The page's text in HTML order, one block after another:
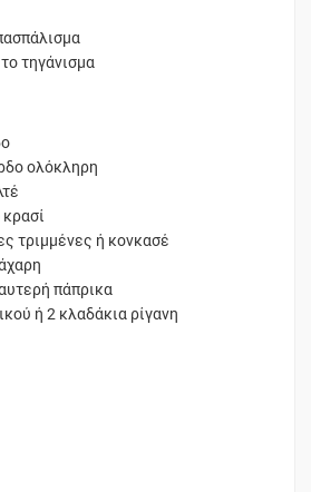
τηγάνισμα
ολόκληρη
τριμμένες ή κονκασέ
πάπρικα
ή 2 κλαδάκια ρίγανη